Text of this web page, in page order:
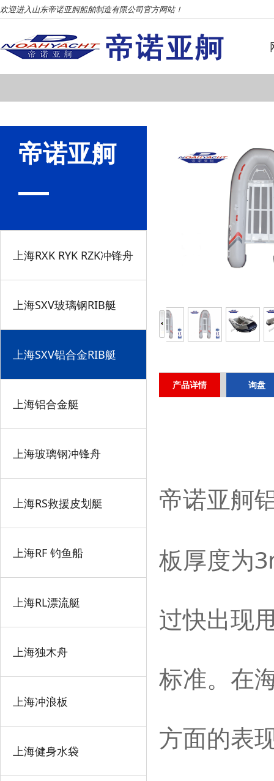
欢迎进入山东帝诺亚舸船舶制造有限公司官方网站！
帝诺亚舸
上海RXK RYK RZK冲锋舟
上海SXV玻璃钢RIB艇
上海SXV铝合金RIB艇
上海铝合金艇
上海玻璃钢冲锋舟
上海RS救援皮划艇
上海RF 钓鱼船
上海RL漂流艇
上海独木舟
上海冲浪板
上海健身水袋
产品详情 询盘
帝诺亚舸
板厚度为
过快出现
标准。在
方面的表